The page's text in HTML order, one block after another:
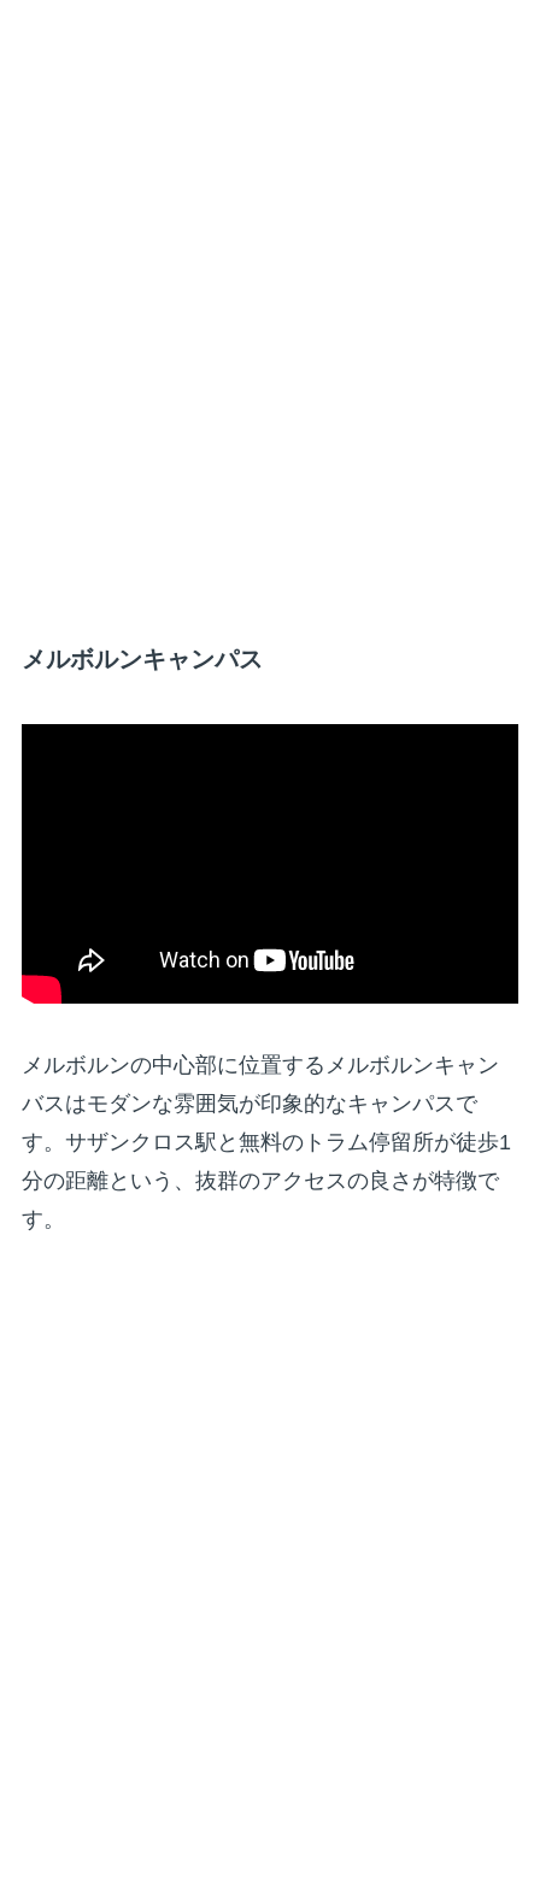
メルボルンキャンパス
メルボルンの中心部に位置するメルボルンキャン
バスはモダンな雰囲気が印象的なキャンパスで
す。サザンクロス駅と無料のトラム停留所が徒歩1
分の距離という、抜群のアクセスの良さが特徴で
す。